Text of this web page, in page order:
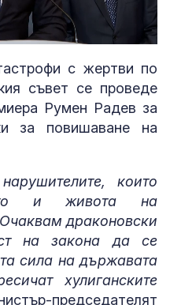
с жертви по
съвет се проведе
Румен Радев за
за повишаване на
които
и живота на
драконовски
на закона да се
сила на държавата
хулиганските
председателят